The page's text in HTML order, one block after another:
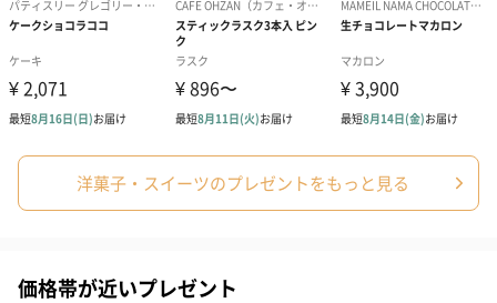
ゴールド（390円） ピンク（390円） グリーン（
のし
洋菓子・スイーツのプレゼントをもっと見る
価格帯が近いプレゼント